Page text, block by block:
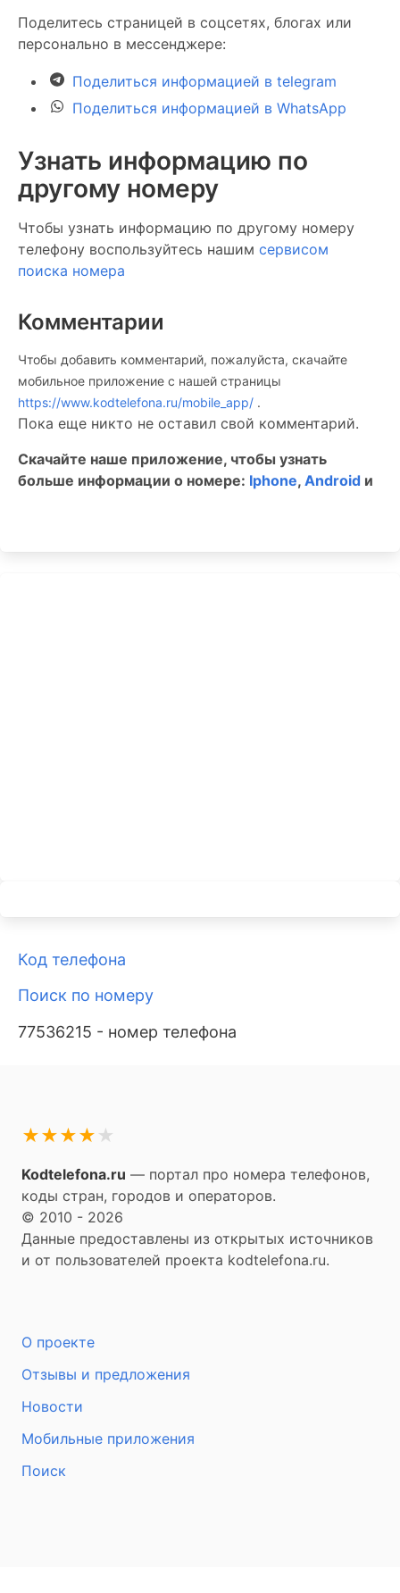
Поделитесь страницей в соцсетях, блогах или
персонально в мессенджере:
Поделиться информацией в telegram
Поделиться информацией в WhatsApp
Узнать информацию по
другому номеру
Чтобы узнать информацию по другому номеру
телефону воспользуйтесь нашим сервисом
поиска номера
Комментарии
Чтобы добавить комментарий, пожалуйста, скачайте
мобильное приложение c нашей страницы
https://www.kodtelefona.ru/mobile_app/ .
Пока еще никто не оставил свой комментарий.
Скачайте наше приложение, чтобы узнать
больше информации о номере: Iphone, Android и
Код телефона
Поиск по номеру
77536215 - номер телефона
★
★
★
★
★
Kodtelefona.ru — портал про номера телефонов,
коды стран, городов и операторов.
© 2010 - 2026
Данные предоставлены из открытых источников
и от пользователей проекта kodtelefona.ru.
О проекте
Отзывы и предложения
Новости
Мобильные приложения
Поиск